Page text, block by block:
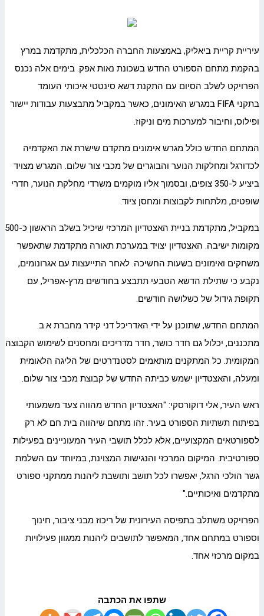
עיריית קריית ביאליק, באמצעות החברה הכלכלית, מתקדמת במרץ
בהקמת מתחם הספורט החדש בשכונת נאות אפק. בימים אלה נכנס
הפרויקט לשלב הסיום עם התקנת דשא סינטטי איכותי העומד
בתקני FIFA במגרש האימונים, כאשר במקביל מתבצעות עבודות יישור
ופילוס, וחיבור למערכות מים וניקוז.
המתחם החדש כולל מגרש אימונים מתקדם שישרת את האקדמיה
לכדורגל ומחלקות הנוער והבוגרים של מכבי צור שלום. המגרש מצויד
ביציע ל-350 צופים, ובסמוך אליו מוקמים משרדי מחלקת הנוער, חדרי
שופטים, מלתחות לקבוצות ומחסן ציוד.
במקביל, מתקדמת בניית האצטדיון המרכזי שיכיל בשלב הראשון כ-500
מקומות ישיבה. האצטדיון יצויד במערכת תאורה מתקדמת שתאפשר
משחקים ואימונים בשעות החשיכה. לאחר התייעצות עם אגרונומים,
נקבע כי שתילת הדשא הטבעי תתבצע בחודשים מרץ-אפריל, עם
תקופת גידול של כשלושה חודשים.
המתחם החדש, שתוכנן על ידי האדריכל דני קידר מחברת א.ב.
מתכננים, יכלול גם חדר כושר, חדר מדריכים ומחסנים לשימוש הקבוצה
המקומית. כל המתקנים מותאמים לסטנדרטים של הליגה הלאומית
ומעלה, והאצטדיון ישמש כביתה החדש של קבוצת מכבי צור שלום.
ראש העיר, אלי דוקורסקי: "האצטדיון החדש מהווה צעד משמעותי
בפיתוח תשתיות הספורט בעיר. זהו מתחם שיהווה בית חם לא רק
לספורטאים המקצועיים, אלא לכלל תושבי העיר המעוניינים בפעילות
ספורטיבית. המיקום המרכזי והנגישות המצוינת, במיוחד עם השלמת
גשר הולכי הרגל, יאפשרו לכל תושב ותושבת ליהנות ממתקני ספורט
מתקדמים ואיכותיים."
הפרויקט משתלב בתפיסה העירונית של ריכוז מבני ציבור, חינוך
וספורט במתחם אחד, המאפשר לתושבים ליהנות ממגוון פעילויות
במקום מרכזי אחד.
שתפו את הכתבה